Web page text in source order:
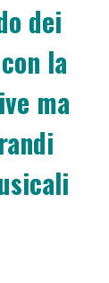
2026
dei
la
ma